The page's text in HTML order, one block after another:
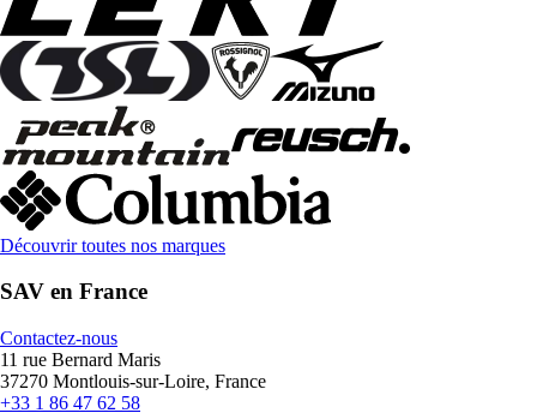
Découvrir toutes nos marques
SAV en France
Contactez-nous
11 rue Bernard Maris
37270 Montlouis-sur-Loire, France
+33 1 86 47 62 58